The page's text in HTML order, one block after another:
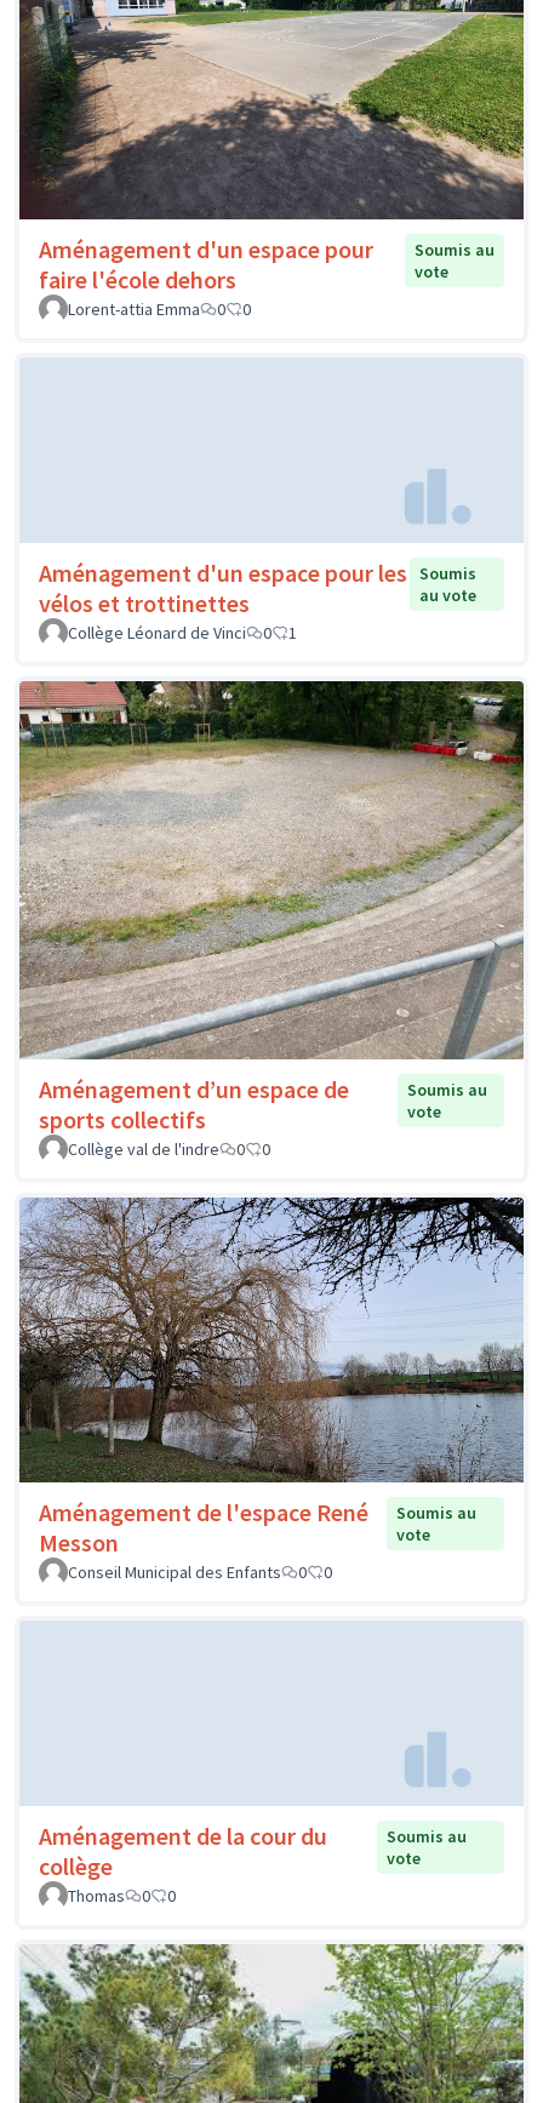
Aménagement d'un espace pour
faire l'école dehors
Soumis au
vote
Lorent-attia Emma
0 0
Aménagement d'un espace pour les
vélos et trottinettes
Soumis
au vote
Collège Léonard de Vinci
0 1
Aménagement d’un espace de
sports collectifs
Soumis au
vote
Collège val de l'indre
0 0
Aménagement de l'espace René
Messon
Soumis au
vote
Conseil Municipal des Enfants
0 0
Aménagement de la cour du
collège
Soumis au
vote
Thomas
0 0